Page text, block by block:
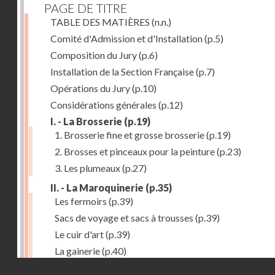
PAGE DE TITRE
TABLE DES MATIÈRES (n.n.)
Comité d'Admission et d'Installation(p.5)
Composition du Jury(p.6)
Installation de la Section Française(p.7)
Opérations du Jury(p.10)
Considérations générales (p.12)
I. - La Brosserie (p.19)
1. Brosserie fine et grosse brosserie(p.19)
2. Brosses et pinceaux pour la peinture(p.23)
3. Les plumeaux(p.27)
II. - La Maroquinerie (p.35)
Les fermoirs (p.39)
Sacs de voyage et sacs à trousses (p.39)
Le cuir d'art(p.39)
La gainerie(p.40)